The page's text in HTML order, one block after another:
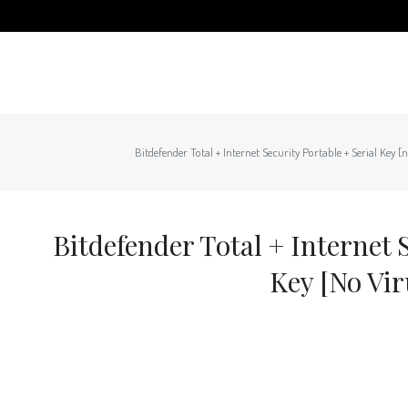
Bitdefender Total + Internet Security Portable + Serial Key
Bitdefender Total + Internet
Key [no